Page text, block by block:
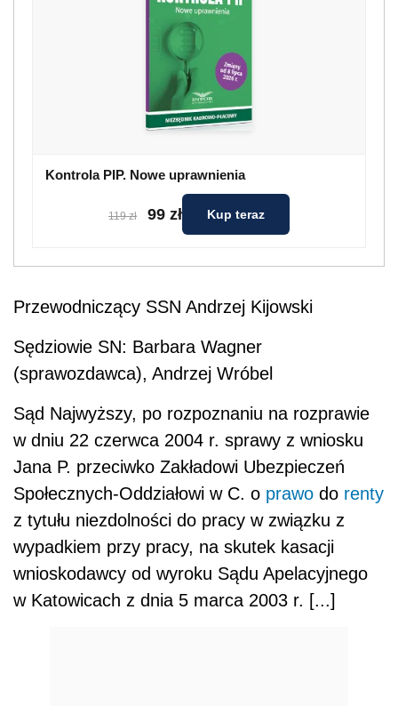
Kontrola PIP. Nowe uprawnienia
119 zł 99 zł Kup teraz
Przewodniczący SSN Andrzej Kijowski
Sędziowie SN: Barbara Wagner
(sprawozdawca), Andrzej Wróbel
Sąd Najwyższy, po rozpoznaniu na rozprawie
w dniu 22 czerwca 2004 r. sprawy z wniosku
Jana P. przeciwko Zakładowi Ubezpieczeń
Społecznych-Oddziałowi w C. o prawo do renty
z tytułu niezdolności do pracy w związku z
wypadkiem przy pracy, na skutek kasacji
wnioskodawcy od wyroku Sądu Apelacyjnego
w Katowicach z dnia 5 marca 2003 r. [...]